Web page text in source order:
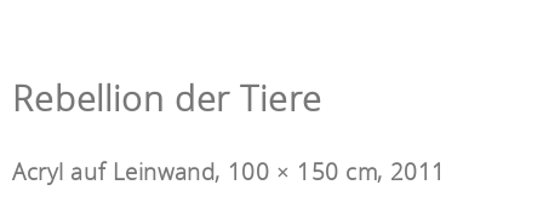
Rebellion der Tiere
Acryl auf Leinwand, 100 × 150 cm, 2011